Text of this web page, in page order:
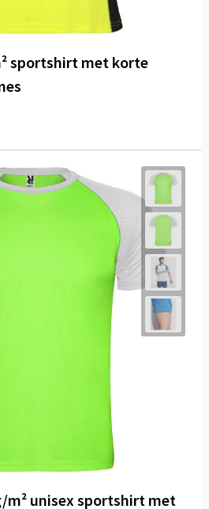
sportshirt met korte
m² unisex sportshirt met